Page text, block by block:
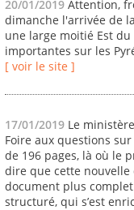
20/01/2019 Attention,
dimanche l'arrivée de
une large moitié Est
importantes sur les
[ voir le site ]
17/01/2019 Le
Foire aux questions
de 196 pages, là où le
dire que cette nouvelle
document plus
structuré, qui s’est